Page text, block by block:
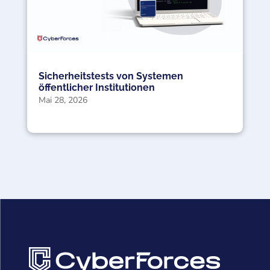
Sicherheitstests von Systemen
öffentlicher Institutionen
Mai 28, 2026